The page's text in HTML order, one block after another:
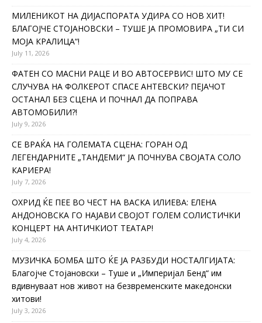
МИЛЕНИКОТ НА ДИЈАСПОРАТА УДИРА СО НОВ ХИТ!
БЛАГОЈЧЕ СТОЈАНОВСКИ – ТУШЕ ЈА ПРОМОВИРА „ТИ СИ
МОЈА КРАЛИЦА“!
July 11, 2026
ФАТЕН СО МАСНИ РАЦЕ И ВО АВТОСЕРВИС! ШТО МУ СЕ
СЛУЧУВА НА ФОЛКЕРОТ СПАСЕ АНТЕВСКИ? ПЕЈАЧОТ
ОСТАНАЛ БЕЗ СЦЕНА И ПОЧНАЛ ДА ПОПРАВА
АВТОМОБИЛИ?!
July 9, 2026
СЕ ВРАЌА НА ГОЛЕМАТА СЦЕНА: ГОРАН ОД
ЛЕГЕНДАРНИТЕ „ТАНДЕМИ“ ЈА ПОЧНУВА СВОЈАТА СОЛО
КАРИЕРА!
July 7, 2026
ОХРИД ЌЕ ПЕЕ ВО ЧЕСТ НА ВАСКА ИЛИЕВА: ЕЛЕНА
АНДОНОВСКА ГО НАЈАВИ СВОЈОТ ГОЛЕМ СОЛИСТИЧКИ
КОНЦЕРТ НА АНТИЧКИОТ ТЕАТАР!
July 4, 2026
МУЗИЧКА БОМБА ШТО ЌЕ ЈА РАЗБУДИ НОСТАЛГИЈАТА:
Благојче Стојановски – Туше и „Империјал Бенд“ им
вдивнуваат нов живот на безвременските македонски
хитови!
July 3, 2026